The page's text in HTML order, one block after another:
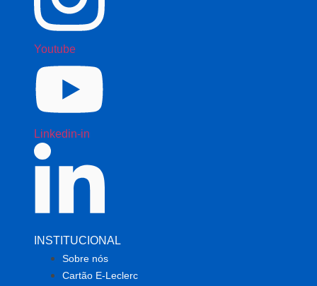
Youtube
Linkedin-in
INSTITUCIONAL
Sobre nós
Cartão E-Leclerc